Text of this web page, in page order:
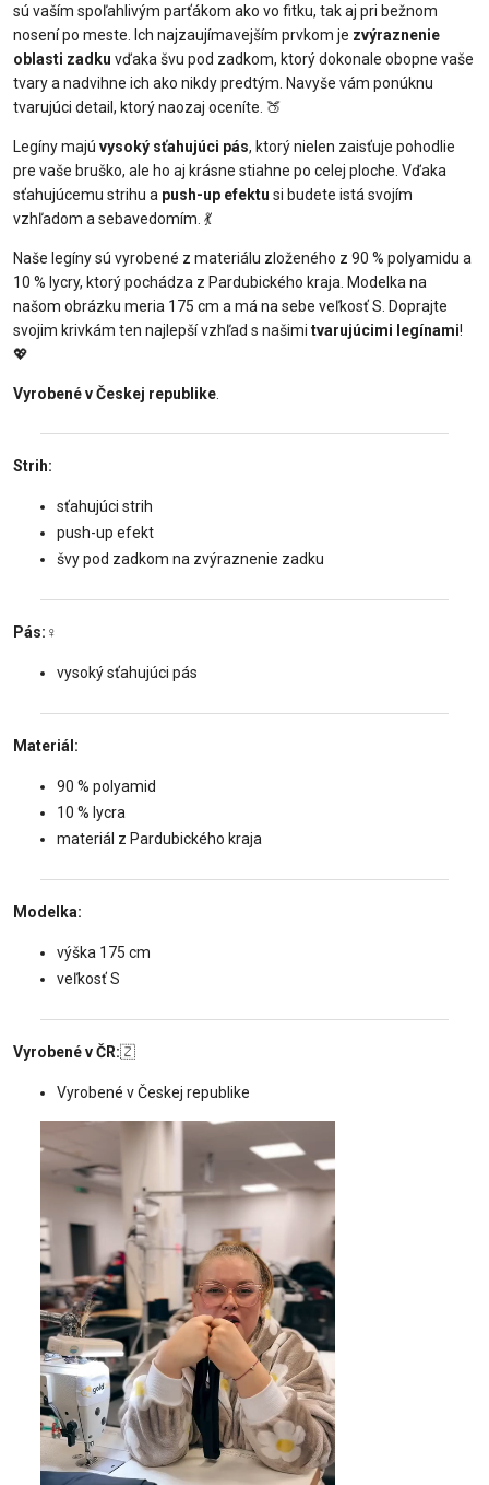
sú vaším spoľahlivým parťákom ako vo fitku, tak aj pri bežnom
nosení po meste. Ich najzaujímavejším prvkom je zvýraznenie
oblasti zadku vďaka švu pod zadkom, ktorý dokonale obopne vaše
tvary a nadvihne ich ako nikdy predtým. Navyše vám ponúknu
tvarujúci detail, ktorý naozaj oceníte. 🍑
Legíny majú vysoký sťahujúci pás, ktorý nielen zaisťuje pohodlie
pre vaše bruško, ale ho aj krásne stiahne po celej ploche. Vďaka
sťahujúcemu strihu a push-up efektu si budete istá svojím
vzhľadom a sebavedomím. 💃
Naše legíny sú vyrobené z materiálu zloženého z 90 % polyamidu a
10 % lycry, ktorý pochádza z Pardubického kraja. Modelka na
našom obrázku meria 175 cm a má na sebe veľkosť S. Doprajte
svojim krivkám ten najlepší vzhľad s našimi tvarujúcimi legínami!
💖
Vyrobené v Českej republike
Strih:
sťahujúci strih
push-up efekt
švy pod zadkom na zvýraznenie zadku
Pás: ‍♀️
vysoký sťahujúci pás
Materiál:
90 % polyamid
10 % lycra
materiál z Pardubického kraja
Modelka:
výška 175 cm
veľkosť S
Vyrobené v ČR:🇿
Vyrobené v Českej republike